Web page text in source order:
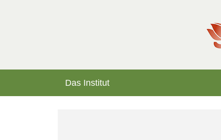
Das Institut